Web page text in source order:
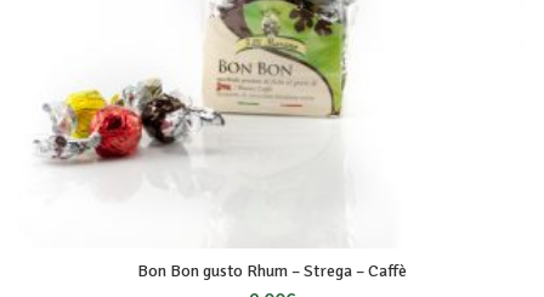
Bon Bon gusto Rhum – Strega – Caffè